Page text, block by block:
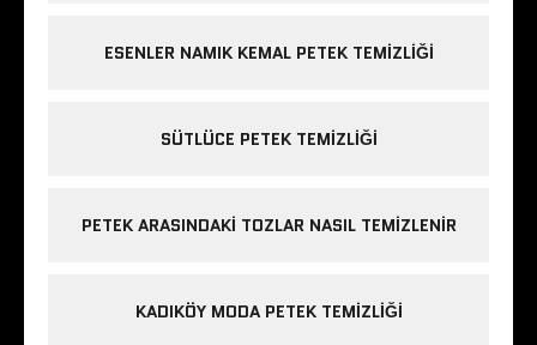
ESENLER NAMIK KEMAL PETEK TEMIZLIĞI
SÜTLÜCE PETEK TEMIZLIĞI
PETEK ARASINDAKI TOZLAR NASIL TEMIZLENIR
KADIKÖY MODA PETEK TEMIZLIĞI